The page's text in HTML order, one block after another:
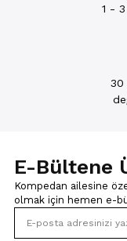
1 -
30
E-Bültene
Kompedan ailesine
olmak için hemen e-